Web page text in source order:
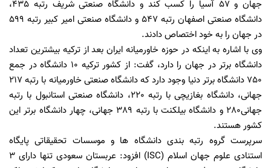
جهان و 57 آسیا را کسب کند و دانشگاه صنعتی شریف رتبه 435،
دانشگاه صنعتی اصفهان رتبه 547 و دانشگاه صنعتی امیر کبیر رتبه 599
در جهان را به خود اختصاص دادند.
وی با اشاره به اینکه در حوزه خاورمیانه ایران بعد از ترکیه بیشترین تعداد
دانشگاه برتر در جهان را دارد، گفت: از کشور ترکیه 10 دانشگاه در جمع
750 دانشگاه برتر دنیا وجود دارد که دانشگاه صنعتی خاورمیانه با رتبه 217
جهانی، دانشگاه بغازیچی با رتبه 220، دانشگاه صنعتی استانبول با رتبه
جهانی280 و دانشگاه بیلکنت با رتبه 389 جهانی، چهار دانشگاه برتر این
کشور هستند.
سرپرست گروه رتبه بندی دانشگاه ها و موسسات تحقیقاتی پایگاه
استنادی علوم جهان اسلام (ISC) افزود: عربستان سعودی تنها دارای 3